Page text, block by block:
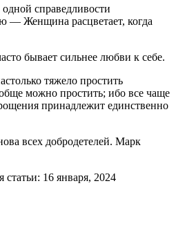
справедливости
— Женщина расцветает, когда
бывает сильнее любви к себе.
тяжело простить
можно простить; ибо все чаще
принадлежит единственно
всех добродетелей. Марк
статьи: 16 января, 2024